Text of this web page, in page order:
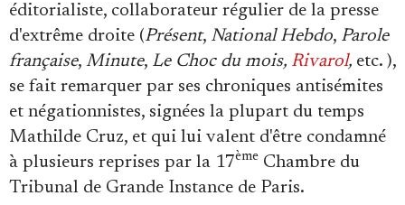
éditorialiste, collaborateur régulier de la presse
d'extrême droite (Présent, National Hebdo, Parole
française, Minute, Le Choc du mois, Rivarol, etc. ),
se fait remarquer par ses chroniques antisémites
et négationnistes, signées la plupart du temps
Mathilde Cruz, et qui lui valent d'être condamné
à plusieurs reprises par la 17ème Chambre du
Tribunal de Grande Instance de Paris.